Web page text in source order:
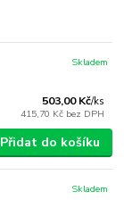
503,00 Kč/ks
415,70 Kč bez DPH
Skladem
Přidat do košíku
Skladem